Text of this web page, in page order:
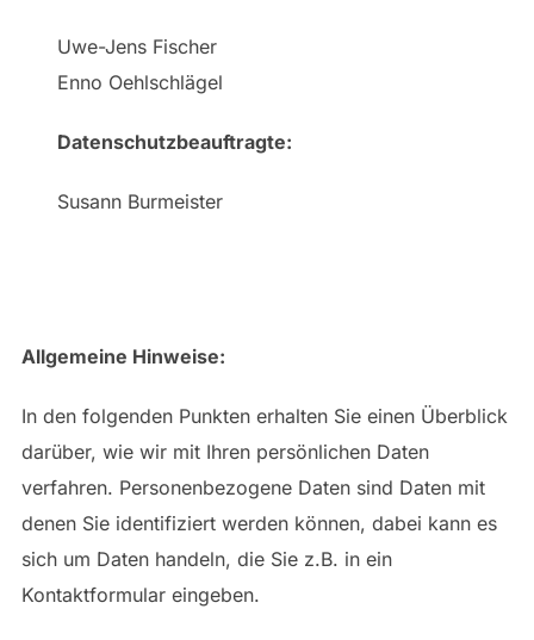
Uwe-Jens Fischer
Enno Oehlschlägel
Datenschutzbeauftragte:
Susann Burmeister
Allgemeine Hinweise:
In den folgenden Punkten erhalten Sie einen Überblick
darüber, wie wir mit Ihren persönlichen Daten
verfahren. Personenbezogene Daten sind Daten mit
denen Sie identifiziert werden können, dabei kann es
sich um Daten handeln, die Sie z.B. in ein
Kontaktformular eingeben.